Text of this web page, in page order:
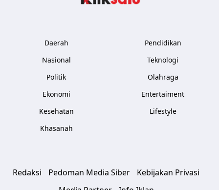
Daerah
Nasional
Politik
Ekonomi
Kesehatan
Khasanah
Pendidikan
Teknologi
Olahraga
Entertaiment
Lifestyle
Redaksi Pedoman Media Siber
Kebijakan Privasi